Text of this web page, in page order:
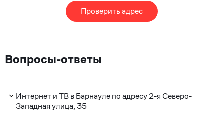
Проверить адрес
Вопросы-ответы
Интернет и ТВ в Барнауле по адресу 2-я Северо-
Западная улица, 35